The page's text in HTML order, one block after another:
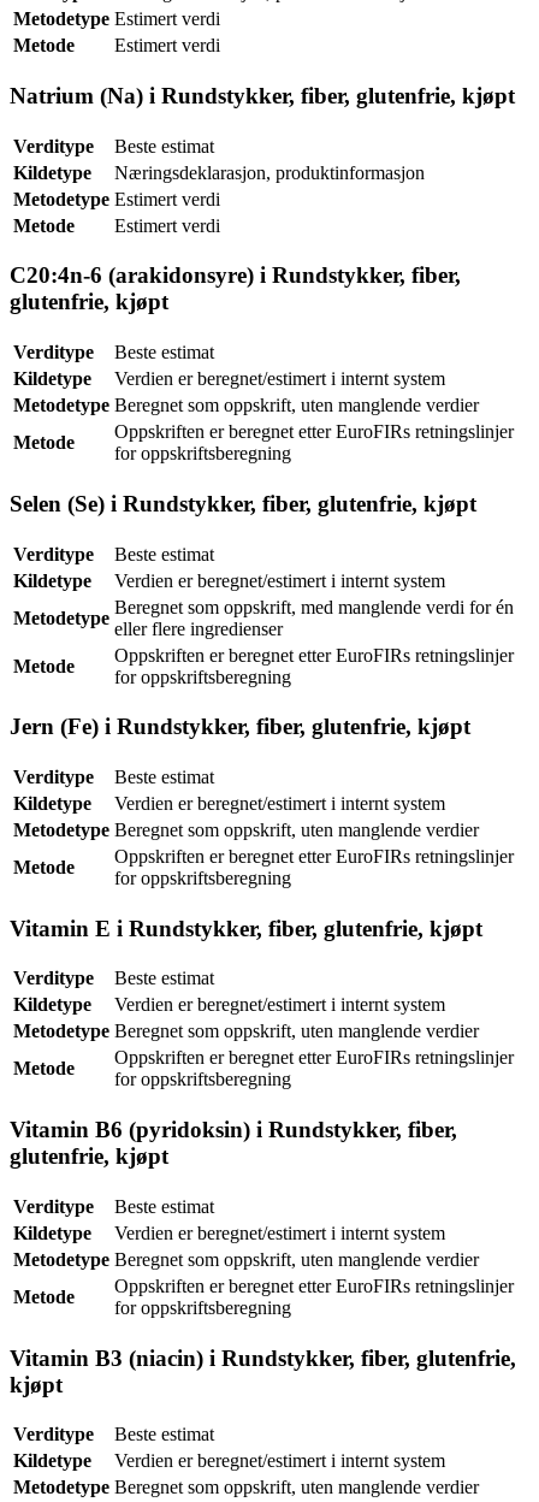
Metodetype Estimert verdi
Metode
Estimert verdi
Natrium (Na) i Rundstykker, fiber, glutenfrie, kjøpt
Verditype
Beste estimat
Kildetype
Næringsdeklarasjon, produktinformasjon
Metodetype Estimert verdi
Metode
Estimert verdi
C20:4n-6 (arakidonsyre) i Rundstykker, fiber,
glutenfrie, kjøpt
Verditype
Beste estimat
Kildetype
Verdien er beregnet/estimert i internt system
Metodetype Beregnet som oppskrift, uten manglende verdier
Metode
Oppskriften er beregnet etter EuroFIRs retningslinjer
for oppskriftsberegning
Selen (Se) i Rundstykker, fiber, glutenfrie, kjøpt
Verditype
Beste estimat
Kildetype
Verdien er beregnet/estimert i internt system
Metodetype
Beregnet som oppskrift, med manglende verdi for én
eller flere ingredienser
Metode
Oppskriften er beregnet etter EuroFIRs retningslinjer
for oppskriftsberegning
Jern (Fe) i Rundstykker, fiber, glutenfrie, kjøpt
Verditype
Beste estimat
Kildetype
Verdien er beregnet/estimert i internt system
Metodetype Beregnet som oppskrift, uten manglende verdier
Metode
Oppskriften er beregnet etter EuroFIRs retningslinjer
for oppskriftsberegning
Vitamin E i Rundstykker, fiber, glutenfrie, kjøpt
Verditype
Beste estimat
Kildetype
Verdien er beregnet/estimert i internt system
Metodetype Beregnet som oppskrift, uten manglende verdier
Metode
Oppskriften er beregnet etter EuroFIRs retningslinjer
for oppskriftsberegning
Vitamin B6 (pyridoksin) i Rundstykker, fiber,
glutenfrie, kjøpt
Verditype
Beste estimat
Kildetype
Verdien er beregnet/estimert i internt system
Metodetype Beregnet som oppskrift, uten manglende verdier
Metode
Oppskriften er beregnet etter EuroFIRs retningslinjer
for oppskriftsberegning
Vitamin B3 (niacin) i Rundstykker, fiber, glutenfrie,
kjøpt
Verditype
Beste estimat
Kildetype
Verdien er beregnet/estimert i internt system
Metodetype Beregnet som oppskrift, uten manglende verdier